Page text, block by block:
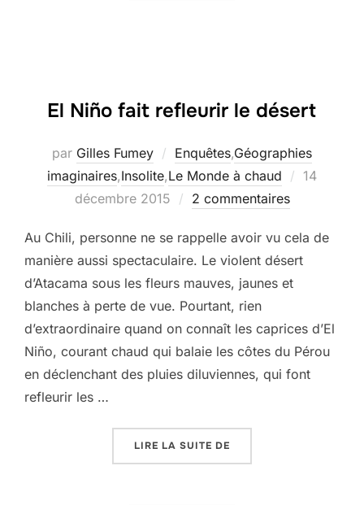
El Niño fait refleurir le désert
par Gilles Fumey Enquêtes,Géographies
imaginaires,Insolite,Le Monde à chaud
Publié
14
décembre 2015
2 commentaires
Au Chili, personne ne se rappelle avoir vu cela de
manière aussi spectaculaire. Le violent désert
d’Atacama sous les fleurs mauves, jaunes et
blanches à perte de vue. Pourtant, rien
d’extraordinaire quand on connaît les caprices d’El
Niño, courant chaud qui balaie les côtes du Pérou
en déclenchant des pluies diluviennes, qui font
refleurir les …
LIRE LA SUITE DE